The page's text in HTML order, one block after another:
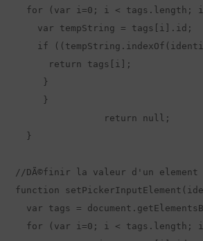
for (var i=0; i < tags.length;
    var tempString = tags[i].id;
if
      return tags[i];
     }
     }
  }
//DÃ©finir la valeur d'un
function
var tags =
for (var i=0; i < tags.length;